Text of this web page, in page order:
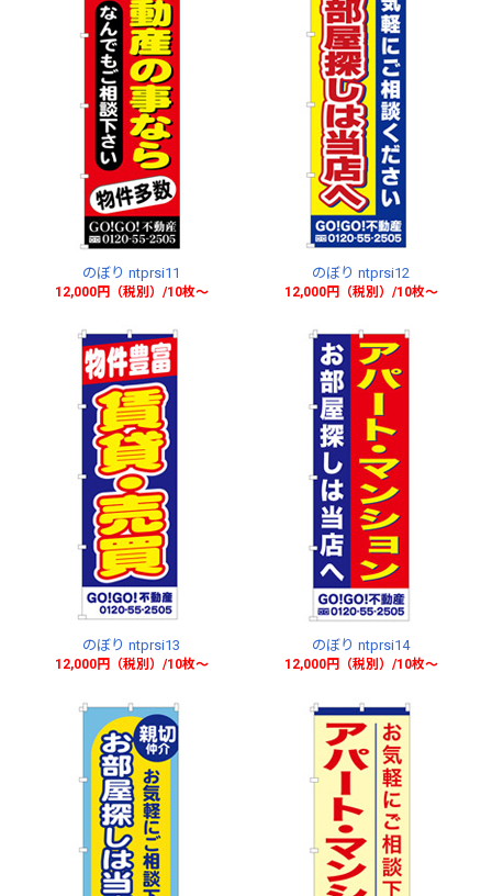
のぼり ntprsi11
12,000円（税別）/10枚〜
のぼり ntprsi12
12,000円（税別）/10枚〜
のぼり ntprsi13
12,000円（税別）/10枚〜
のぼり ntprsi14
12,000円（税別）/10枚〜